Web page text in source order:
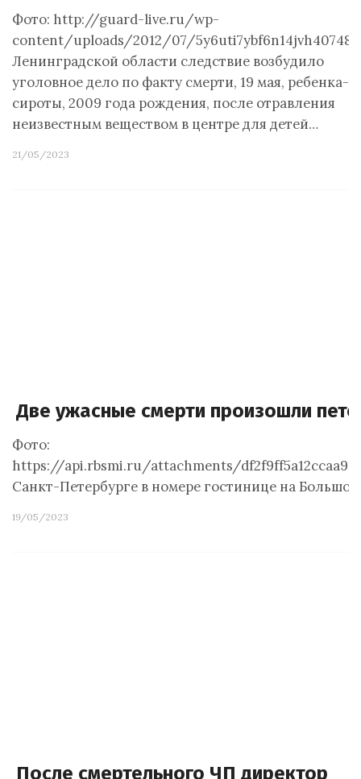
Фото: http://guard-live.ru/wp-
content/uploads/2012/07/
Ленинградской области следствие возбудило
уголовное дело по факту смерти, 19 мая, ребенка-
сироты, 2009 года рождения, после отравления
неизвестным веществом в центре для детей…
21/05/2023
Две ужасные смерти произошли
Фото:
https://api.rbsmi.ru/attachments/
Санкт-Петербурге в номере гостинице на
19/05/2023
После смертельного ЧП директор